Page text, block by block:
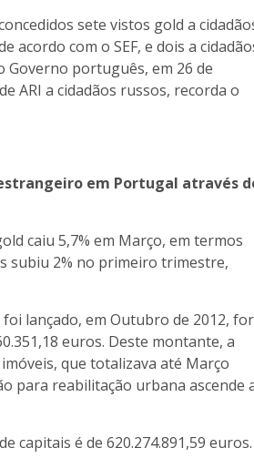
sete vistos gold a
acordo com o SEF, e dois a
Governo português, em 26 de
ARI a cidadãos russos, recorda o
em Portugal através
caiu 5,7% em Março, em termos
subiu 2% no primeiro trimestre,
lançado, em Outubro de 2012,
euros. Deste montante, a
que totalizava até Março
para reabilitação urbana ascende
capitais é de 620.274.891,59 euros.